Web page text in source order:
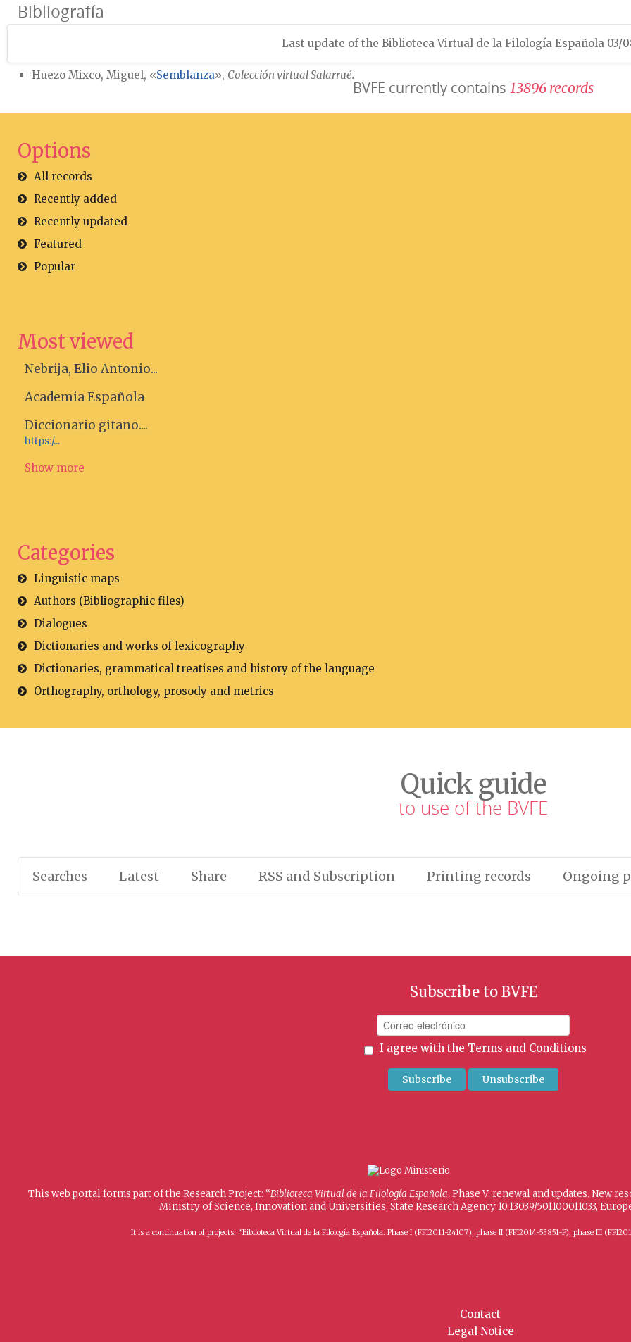
Bibliografía
El regionalismo en Cuentos de barro de Salvador Salazar Arrué, tesis de maestría en español
Huezo Mixco, Miguel, «Semblanza», Colección virtual Salarrué.
Last update of the Biblioteca Virtual de la Filología Española 03/
BVFE currently contains 13896 records
Options
All records
Recently added
Recently updated
Featured
Popular
Most viewed
Nebrija, Elio Antonio...
Academia Española
Diccionario gitano....
https:/...
Show more
Categories
Linguistic maps
Authors (Bibliographic files)
Dialogues
Dictionaries and works of lexicography
Dictionaries, grammatical treatises and history of the language
Orthography, orthology, prosody and metrics
Quick guide
to use of the BVFE
Searches Latest Share RSS and Subscription Printing records Ongoing
Subscribe to BVFE
I agree with the Terms and Conditions
This web portal forms part of the Research Project: “Biblioteca Virtual de la Filología Española. Phase V: renewal and updates. New
Ministry of Science, Innovation and Universities, State Research Agency 10.13039/501100011033,
It is a continuation of projects: “Biblioteca Virtual de la Filología Española. Phase I (FFI2011-24107), phase II (FFI2014-53851-P), phase III
Contact
Legal Notice